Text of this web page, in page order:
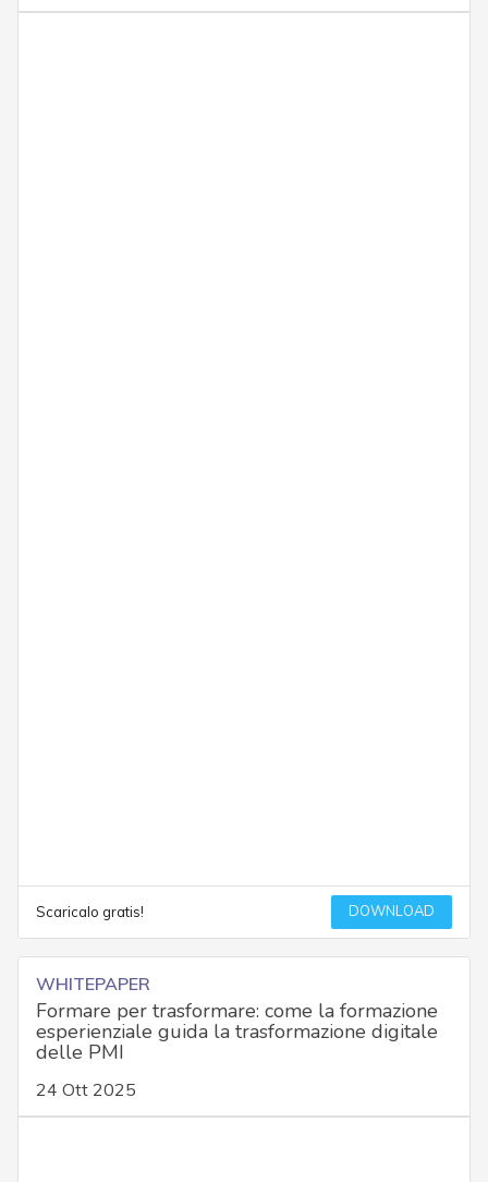
Scaricalo gratis! DOWNLOAD
WHITEPAPER
Formare per trasformare: come la formazione
esperienziale guida la trasformazione digitale
delle PMI
24 Ott 2025